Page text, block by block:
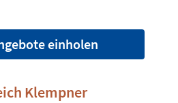
einholen
Klempner